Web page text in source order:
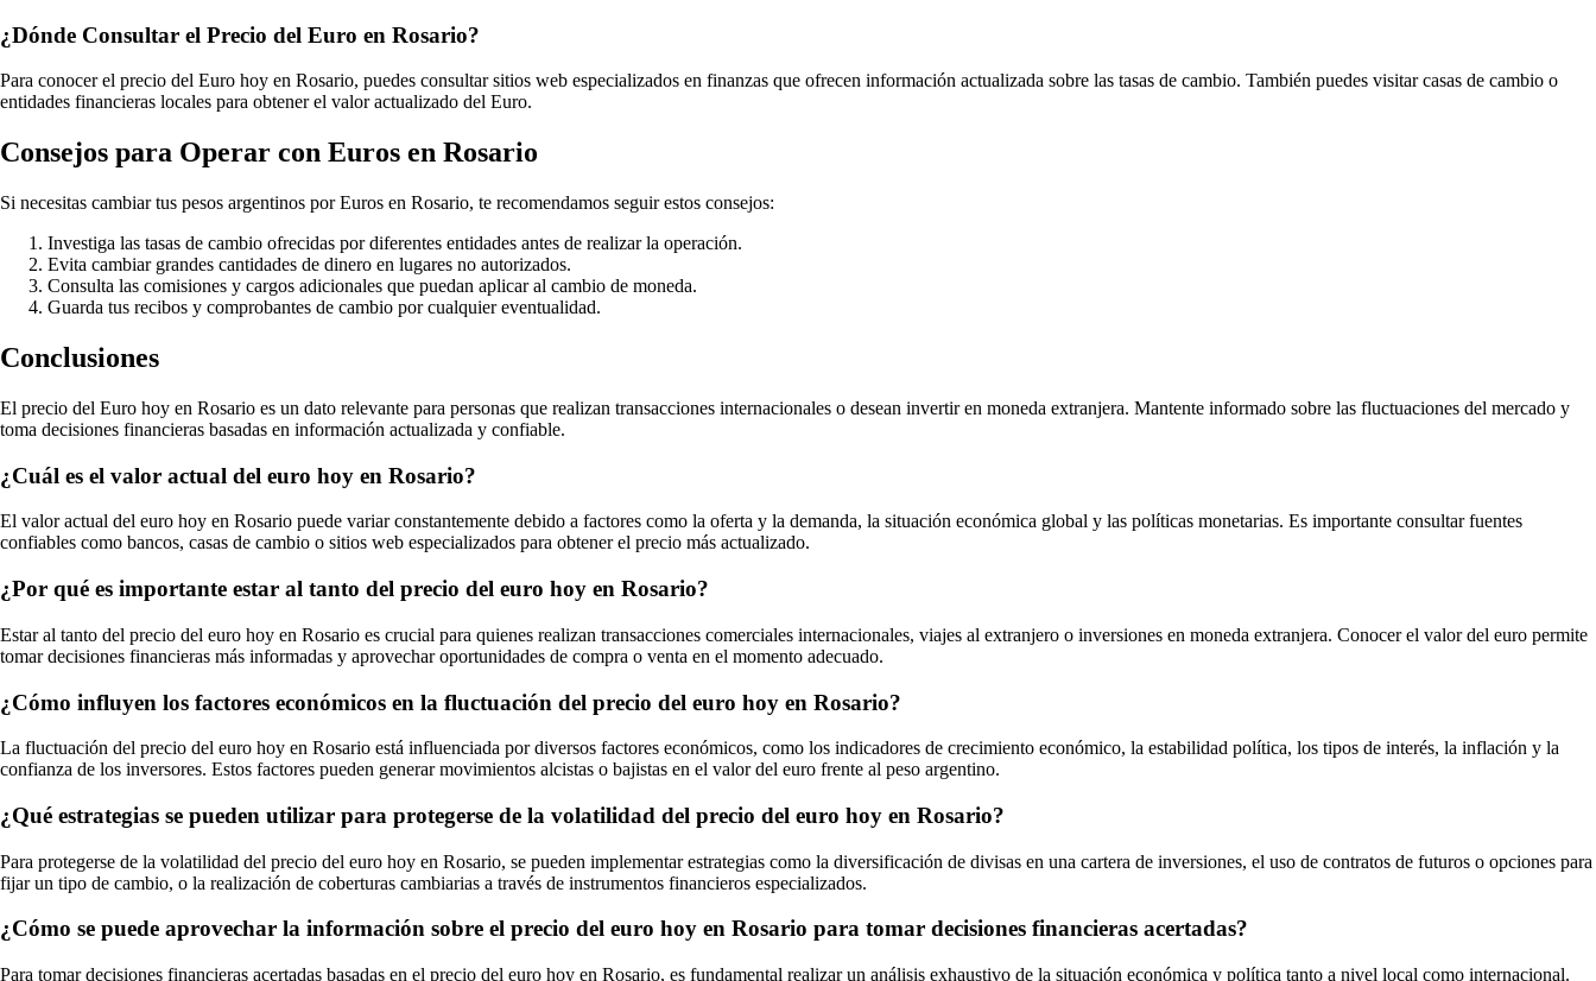
¿Dónde Consultar el Precio del Euro en Rosario?
Para conocer el precio del Euro hoy en Rosario, puedes consultar sitios web especializados en finanzas que ofrecen información actualizada sobre las tasas de cambio. También puedes visitar casas de cambio o
entidades financieras locales para obtener el valor actualizado del Euro.
Consejos para Operar con Euros en Rosario
Si necesitas cambiar tus pesos argentinos por Euros en Rosario, te recomendamos seguir estos consejos:
Investiga las tasas de cambio ofrecidas por diferentes entidades antes de realizar la operación.
Evita cambiar grandes cantidades de dinero en lugares no autorizados.
Consulta las comisiones y cargos adicionales que puedan aplicar al cambio de moneda.
Guarda tus recibos y comprobantes de cambio por cualquier eventualidad.
Conclusiones
El precio del Euro hoy en Rosario es un dato relevante para personas que realizan transacciones internacionales o desean invertir en moneda extranjera. Mantente informado sobre las fluctuaciones del mercado y
toma decisiones financieras basadas en información actualizada y confiable.
¿Cuál es el valor actual del euro hoy en Rosario?
El valor actual del euro hoy en Rosario puede variar constantemente debido a factores como la oferta y la demanda, la situación económica global y las políticas monetarias. Es importante consultar fuentes
confiables como bancos, casas de cambio o sitios web especializados para obtener el precio más actualizado.
¿Por qué es importante estar al tanto del precio del euro hoy en Rosario?
Estar al tanto del precio del euro hoy en Rosario es crucial para quienes realizan transacciones comerciales internacionales, viajes al extranjero o inversiones en moneda extranjera. Conocer el valor del euro permite
tomar decisiones financieras más informadas y aprovechar oportunidades de compra o venta en el momento adecuado.
¿Cómo influyen los factores económicos en la fluctuación del precio del euro hoy en Rosario?
La fluctuación del precio del euro hoy en Rosario está influenciada por diversos factores económicos, como los indicadores de crecimiento económico, la estabilidad política, los tipos de interés, la inflación y la
confianza de los inversores. Estos factores pueden generar movimientos alcistas o bajistas en el valor del euro frente al peso argentino.
¿Qué estrategias se pueden utilizar para protegerse de la volatilidad del precio del euro hoy en Rosario?
Para protegerse de la volatilidad del precio del euro hoy en Rosario, se pueden implementar estrategias como la diversificación de divisas en una cartera de inversiones, el uso de contratos de futuros o opciones para
fijar un tipo de cambio, o la realización de coberturas cambiarias a través de instrumentos financieros especializados.
¿Cómo se puede aprovechar la información sobre el precio del euro hoy en Rosario para tomar decisiones financieras acertadas?
Para tomar decisiones financieras acertadas basadas en el precio del euro hoy en Rosario, es fundamental realizar un análisis exhaustivo de la situación económica y política tanto a nivel local como internacional.